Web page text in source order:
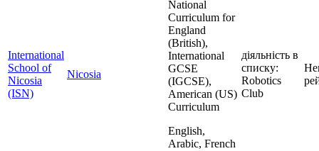
International
School of
Nicosia
(ISN)
Nicosia
National
Curriculum for
England
(British),
International
GCSE
(IGCSE),
American (US)
Curriculum
English,
Arabic, French
діяльність в
списку:
Robotics
Club